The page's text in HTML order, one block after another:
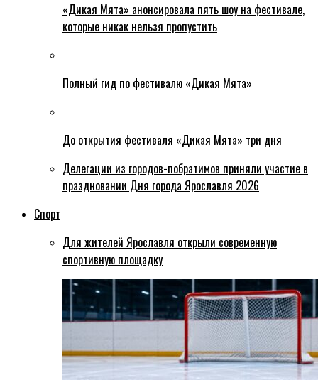
«Дикая Мята» анонсировала пять шоу на фестивале,
которые никак нельзя пропустить
Полный гид по фестивалю «Дикая Мята»
До открытия фестиваля «Дикая Мята» три дня
Делегации из городов-побратимов приняли участие в
праздновании Дня города Ярославля 2026
Спорт
Для жителей Ярославля открыли современную
спортивную площадку